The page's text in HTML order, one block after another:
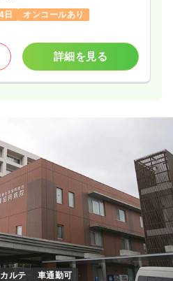
日
オンコールあり
詳細を見る
ルテ 車通勤可